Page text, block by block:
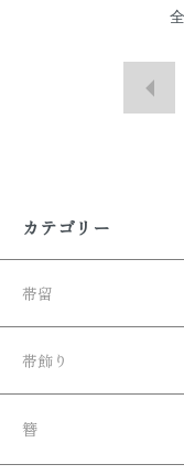
全
カテゴリー
帯留
帯飾り
簪